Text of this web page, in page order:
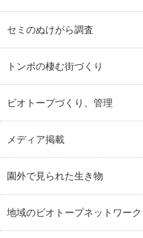
セミのぬけがら調査
トンボの棲む街づくり
ビオトープづくり、管理
メディア掲載
園外で見られた生き物
地域のビオトープネットワーク